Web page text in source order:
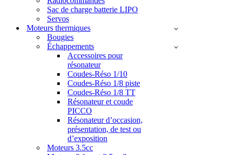
Sac de charge batterie LIPO
Servos
Moteurs thermiques
Bougies
Échappements
Accessoires pour
résonateur
Coudes-Réso 1/10
Coudes-Réso 1/8 piste
Coudes-Réso 1/8 TT
Résonateur et coude
PICCO
Résonateur d’occasion,
présentation, de test ou
d’exposition
Moteurs 3.5cc